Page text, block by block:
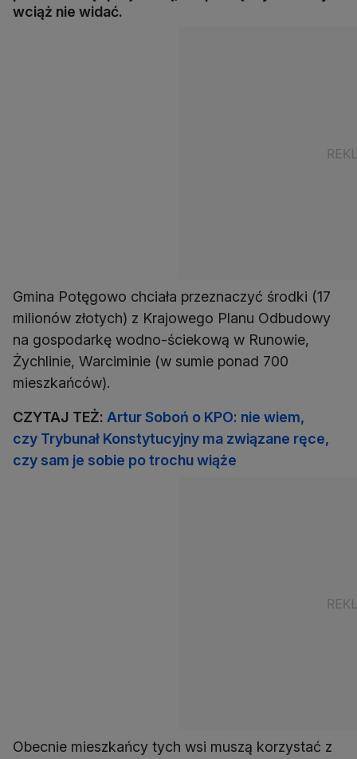
wciąż nie widać.
Gmina Potęgowo chciała przeznaczyć środki (17
milionów złotych) z Krajowego Planu Odbudowy
na gospodarkę wodno-ściekową w Runowie,
Żychlinie, Warciminie (w sumie ponad 700
mieszkańców).
CZYTAJ TEŻ: Artur Soboń o KPO: nie wiem,
czy Trybunał Konstytucyjny ma związane ręce,
czy sam je sobie po trochu wiąże
Obecnie mieszkańcy tych wsi muszą korzystać z